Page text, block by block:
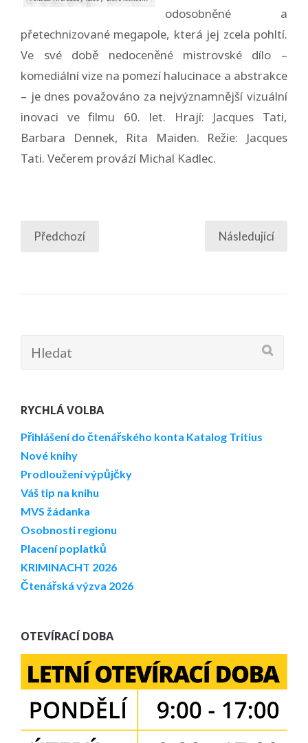
odosobněné a
přetechnizované megapole, která jej zcela pohltí.
Ve své době nedoceněné mistrovské dílo –
komediální vize na pomezí halucinace a abstrakce
– je dnes považováno za nejvýznamnější vizuální
inovaci ve filmu 60. let. Hrají: Jacques Tati,
Barbara Dennek, Rita Maiden. Režie: Jacques
Tati. Večerem provází Michal Kadlec.
NAVIGACE
Předchozí Následující
Hledat:
RYCHLÁ VOLBA
Přihlášení do čtenářského konta Katalog Tritius
Nové knihy
Prodloužení výpůjčky
Váš tip na knihu
MVS žádanka
Osobnosti regionu
Placení poplatků
KRIMINACHT 2026
Čtenářská výzva 2026
OTEVÍRACÍ DOBA